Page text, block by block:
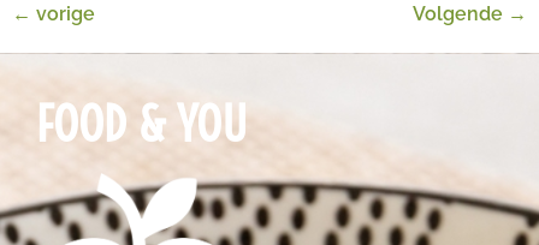
← vorige Volgende →
FOOD & YOU